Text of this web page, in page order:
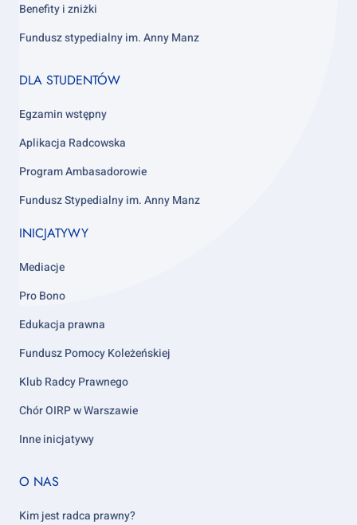
Benefity i zniżki
Fundusz stypedialny im. Anny Manz
Footer
4
DLA STUDENTÓW
Egzamin wstępny
Aplikacja Radcowska
Program Ambasadorowie
Fundusz Stypedialny im. Anny Manz
INICJATYWY
Mediacje
Pro Bono
Edukacja prawna
Fundusz Pomocy Koleżeńskiej
Klub Radcy Prawnego
Chór OIRP w Warszawie
Inne inicjatywy
Footer
5
O NAS
Kim jest radca prawny?